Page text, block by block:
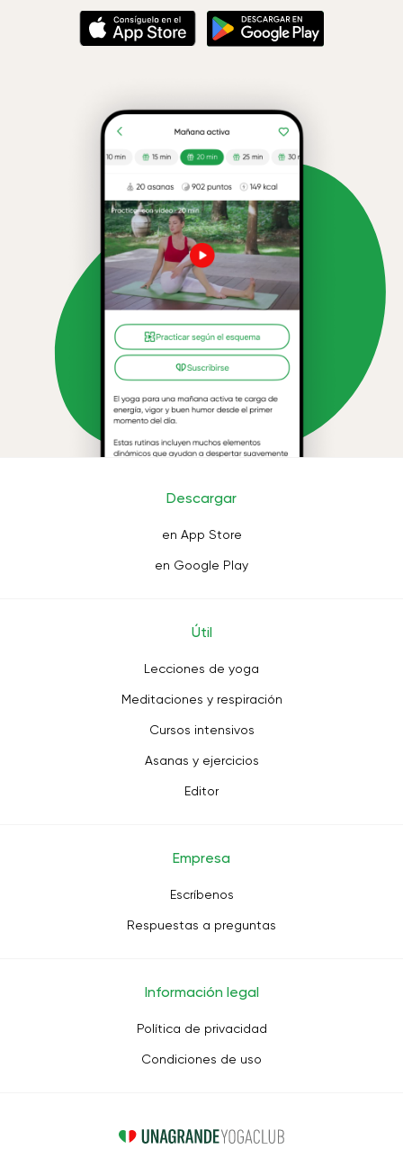
Descargar
en App Store
en Google Play
Útil
Lecciones de yoga
Meditaciones y respiración
Cursos intensivos
Asanas y ejercicios
Editor
Empresa
Escríbenos
Respuestas a preguntas
Información legal
Política de privacidad
Condiciones de uso